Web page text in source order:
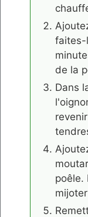
faites-
de la
Dans
poêle.